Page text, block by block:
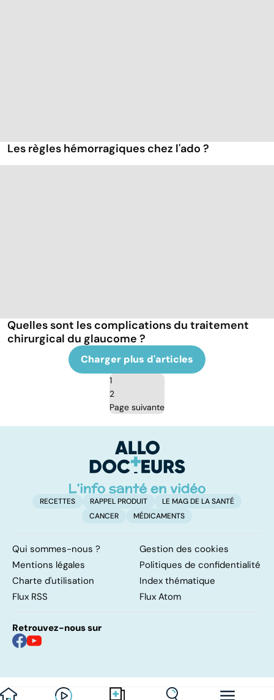
Les règles hémorragiques chez l'ado ?
Quelles sont les complications du traitement
chirurgical du glaucome ?
Charger plus d'articles
1
2
Page suivante
RECETTES RAPPEL PRODUIT
LE MAG DE LA SANTÉ
CANCER
MÉDICAMENTS
Qui sommes-nous ?
Gestion des cookies
Mentions légales
Politiques de confidentialité
Charte d'utilisation
Index thématique
Flux RSS
Flux Atom
Retrouvez-nous sur